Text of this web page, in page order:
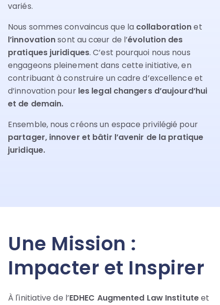
variés.
Nous sommes convaincus que la collaborationet
l’innovationsont au cœur de l’évolution des
pratiques juridiques. C’est pourquoi nous nous
engageons pleinement dans cette initiative, en
contribuant à construire un cadre d’excellence et
d’innovation pourles legal changers d’aujourd’hui
et de demain.
Ensemble, nous créons un espace privilégié pour
partager, innover et bâtir l’avenir de la pratique
juridique.
Une Mission :
Impacter et Inspirer
À l'initiative de l’EDHEC Augmented Law Instituteet